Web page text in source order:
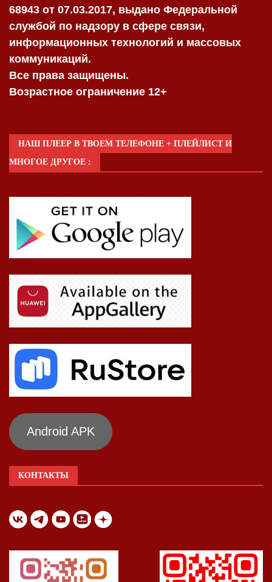
68943 от 07.03.2017, выдано Федеральной
службой по надзору в сфере связи,
информационных технологий и массовых
коммуникаций.
Все права защищены.
Возрастное ограничение 12+
НАШ ПЛЕЕР В ТВОЕМ ТЕЛЕФОНЕ + ПЛЕЙЛИСТ И
МНОГОЕ ДРУГОЕ :
Android APK
КОНТАКТЫ